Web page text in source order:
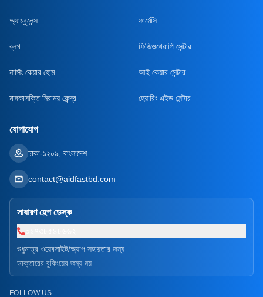
অ্যাম্বুলেন্স ফার্মেসি
ব্লগ ফিজিওথেরাপি সেন্টার
নার্সিং কেয়ার হোম আই কেয়ার সেন্টার
মাদকাসক্তি নিরাময় কেন্দ্র হেয়ারিং এইড সেন্টার
যোগাযোগ
ঢাকা-১২০৯, বাংলাদেশ
contact@aidfastbd.com
সাধারণ হেল্প ডেস্ক
শুধুমাত্র ওয়েবসাইট/অ্যাপ সহায়তার জন্য
ডাক্তারের বুকিংয়ের জন্য নয়
FOLLOW US